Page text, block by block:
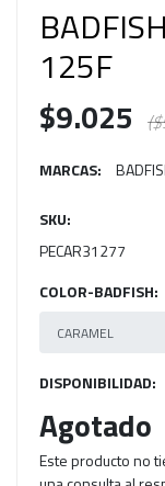
125F
$9.025
MARCAS:
SKU:
PECAR31277
COLOR-BADFISH:
DISPONIBILIDAD:
Agotado
Este producto no